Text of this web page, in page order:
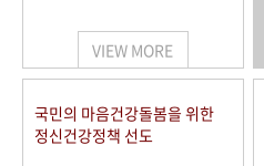
VIEW MORE
국민의 마음건강돌봄을 위한
정신건강정책 선도